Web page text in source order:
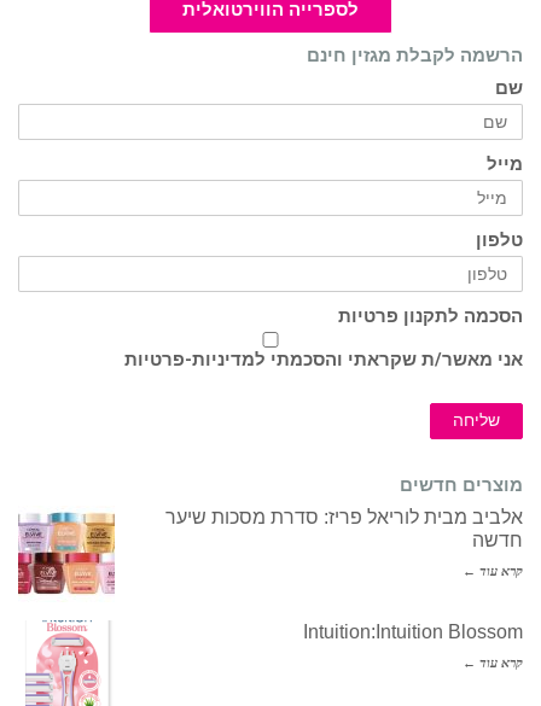
לספרייה הווירטואלית
הרשמה לקבלת מגזין חינם
שם
מייל
טלפון
הסכמה לתקנון פרטיות
אני מאשר/ת שקראתי והסכמתי למדיניות-פרטיות
שליחה
מוצרים חדשים
אלביב מבית לוריאל פריז: סדרת מסכות שיער
חדשה
קרא עוד ←
Intuition:Intuition Blossom
קרא עוד ←